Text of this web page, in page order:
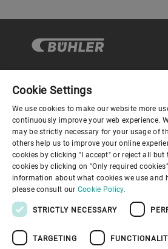
り、稼働時間の延長と年中
転を実現します。
コーポレートガバナンス
企業情報
お役立ちリンク
Cookie Settings
We use cookies to make our website more
continuously improve your web experience.
may be strictly necessary for your usage of
others help us to improve your online
cookies by clicking "I accept" or reject all but
cookies by clicking on "Only required
information about what cookies we use and
please consult our Cookie Policy.
STRICTLY NECESSARY
TARGETING